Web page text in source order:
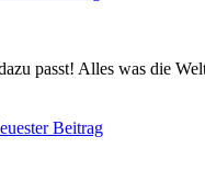
passt! Alles was die